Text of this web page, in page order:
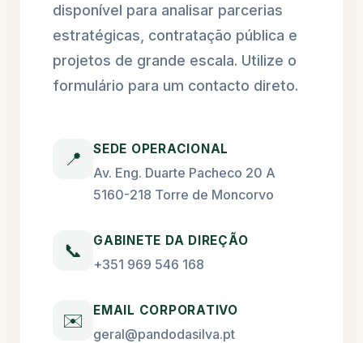
disponível para analisar parcerias
estratégicas, contratação pública e
projetos de grande escala. Utilize o
formulário para um contacto direto.
📍 SEDE OPERACIONAL
Av. Eng. Duarte Pacheco 20 A
5160-218 Torre de Moncorvo
📞 GABINETE DA DIREÇÃO
+351 969 546 168
✉️ EMAIL CORPORATIVO
geral@pandodasilva.pt